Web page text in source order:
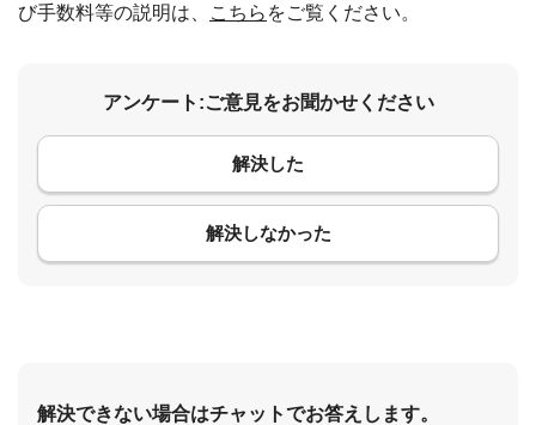
び手数料等の説明は、
こちら をご覧ください。
アンケート:ご意見をお聞かせください
解決した
解決しなかった
コメント
解決できない場合はチャットでお答えします。